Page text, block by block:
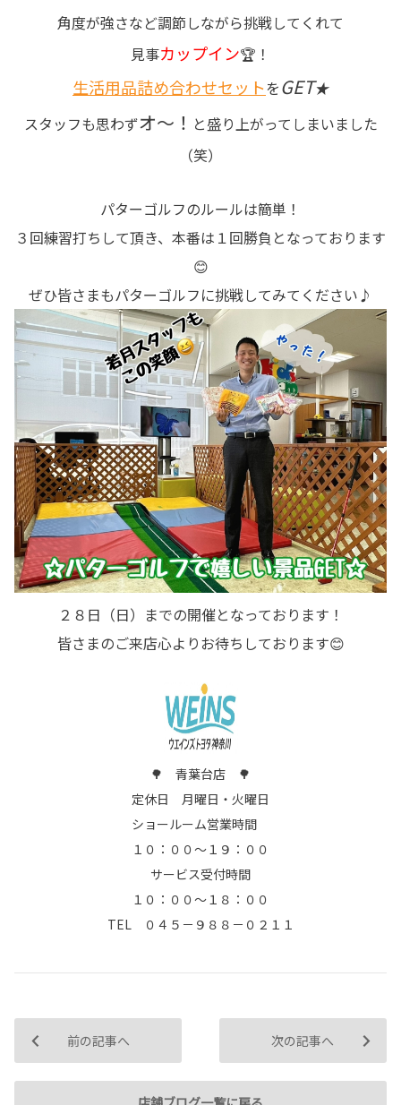
角度が強さなど調節しながら挑戦してくれて
見事カップイン🏆！
生活用品詰め合わせセット をGET★
スタッフも思わずオ～！ と盛り上がってしまいました
（笑）
パターゴルフのルールは簡単！
３回練習打ちして頂き、本番は１回勝負となっております
😊
ぜひ皆さまもパターゴルフに挑戦してみてください♪
２８日（日）までの開催となっております！
皆さまのご来店心よりお待ちしております😊
🌳 青葉台店 🌳
定休日 月曜日・火曜日
ショールーム営業時間
１０：００～１９：００
サービス受付時間
１０：００～１８：００
TEL ０４５－９８８－０２１１
前の記事へ 次の記事へ